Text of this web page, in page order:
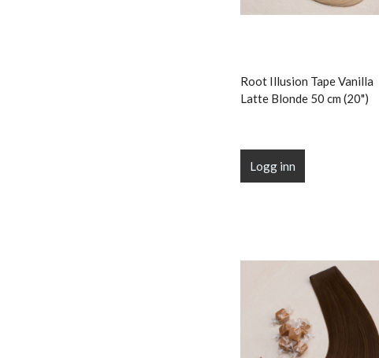
Root Illusion Tape Vanilla
Latte Blonde 50 cm (20")
Logg inn